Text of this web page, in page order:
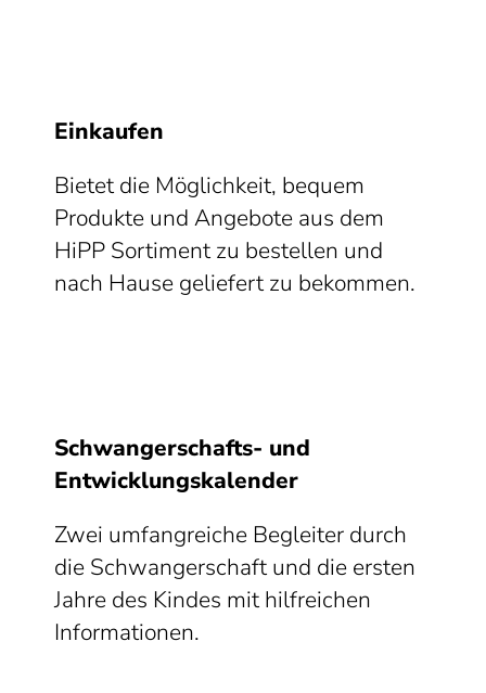
Einkaufen
Bietet die Möglichkeit, bequem
Produkte und Angebote aus dem
HiPP Sortiment zu bestellen und
nach Hause geliefert zu bekommen.
Schwangerschafts- und
Entwicklungskalender
Zwei umfangreiche Begleiter durch
die Schwangerschaft und die ersten
Jahre des Kindes mit hilfreichen
Informationen.